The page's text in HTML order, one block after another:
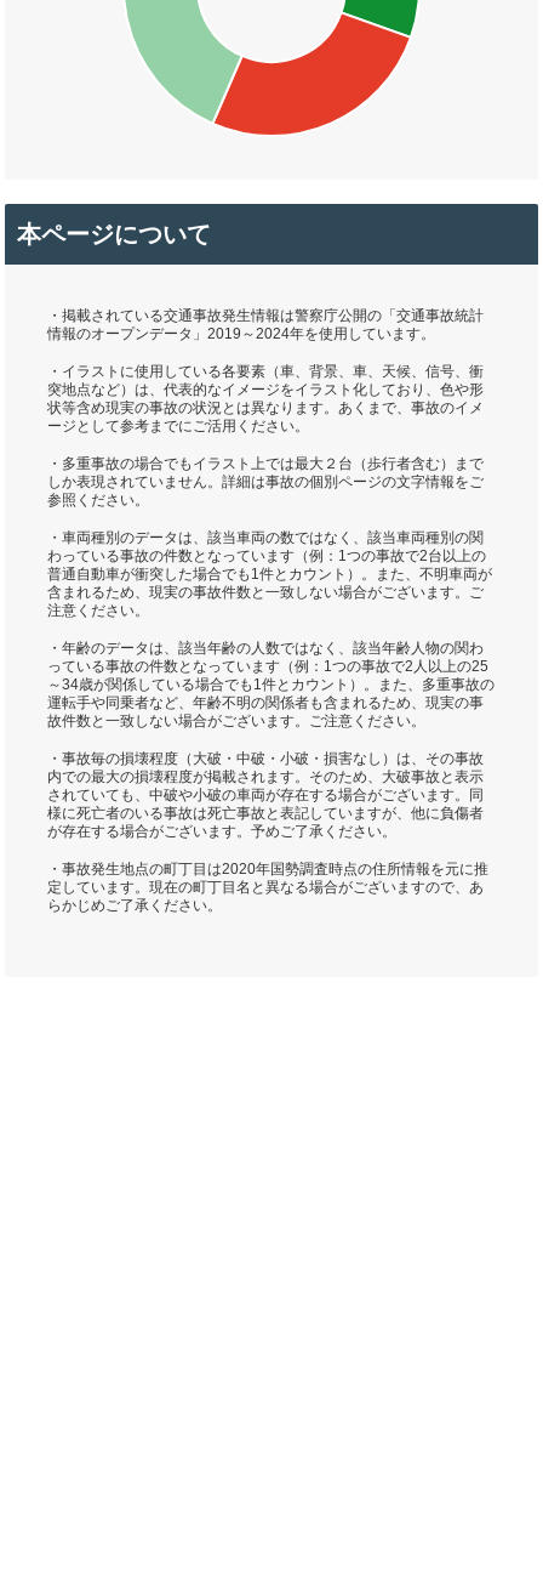
本ページについて
・掲載されている交通事故発生情報は警察庁公開の「交通事故統計
情報のオープンデータ」2019～2024年を使用しています。
・イラストに使用している各要素（車、背景、車、天候、信号、衝
突地点など）は、代表的なイメージをイラスト化しており、色や形
状等含め現実の事故の状況とは異なります。あくまで、事故のイメ
ージとして参考までにご活用ください。
・多重事故の場合でもイラスト上では最大２台（歩行者含む）まで
しか表現されていません。詳細は事故の個別ページの文字情報をご
参照ください。
・車両種別のデータは、該当車両の数ではなく、該当車両種別の関
わっている事故の件数となっています（例：1つの事故で2台以上の
普通自動車が衝突した場合でも1件とカウント）。また、不明車両が
含まれるため、現実の事故件数と一致しない場合がございます。ご
注意ください。
・年齢のデータは、該当年齢の人数ではなく、該当年齢人物の関わ
っている事故の件数となっています（例：1つの事故で2人以上の25
～34歳が関係している場合でも1件とカウント）。また、多重事故の
運転手や同乗者など、年齢不明の関係者も含まれるため、現実の事
故件数と一致しない場合がございます。ご注意ください。
・事故毎の損壊程度（大破・中破・小破・損害なし）は、その事故
内での最大の損壊程度が掲載されます。そのため、大破事故と表示
されていても、中破や小破の車両が存在する場合がございます。同
様に死亡者のいる事故は死亡事故と表記していますが、他に負傷者
が存在する場合がございます。予めご了承ください。
・事故発生地点の町丁目は2020年国勢調査時点の住所情報を元に推
定しています。現在の町丁目名と異なる場合がございますので、あ
らかじめご了承ください。